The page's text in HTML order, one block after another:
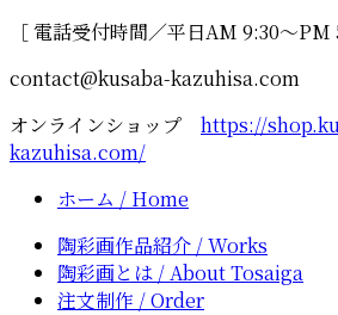
［ 電話受付時間／平日AM 9:30～PM
contact@kusaba-kazuhisa.com
オンラインショップ https://
kazuhisa.com/
ホーム / Home
陶彩画作品紹介 / Works
陶彩画とは / About Tosaiga
注文制作 / Order